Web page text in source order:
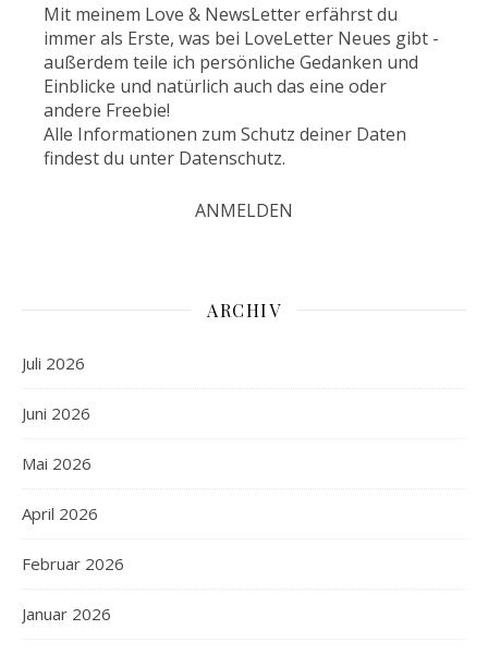
Mit meinem Love & NewsLetter erfährst du
immer als Erste, was bei LoveLetter Neues gibt -
außerdem teile ich persönliche Gedanken und
Einblicke und natürlich auch das eine oder
andere Freebie!
Alle Informationen zum Schutz deiner Daten
findest du unter Datenschutz.
ARCHIV
Juli 2026
Juni 2026
Mai 2026
April 2026
Februar 2026
Januar 2026